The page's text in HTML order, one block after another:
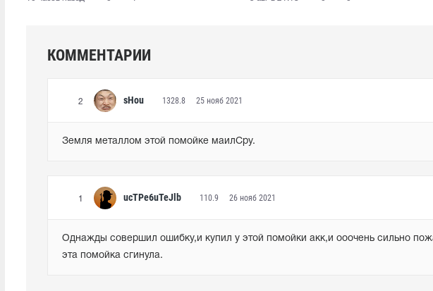
КОММЕНТАРИИ
2 sHou 1328.8 25 нояб 2021
Земля металлом этой помойке маилСру.
1 ucTPe6uTeJlb 110.9 26 нояб 2021
Однажды совершил ошибку,и купил у этой помойки акк,и ооочень сильно
эта помойка сгинула.